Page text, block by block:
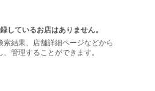
しているお店はありません。
索結果、店舗詳細ページなどから
管理することができます。